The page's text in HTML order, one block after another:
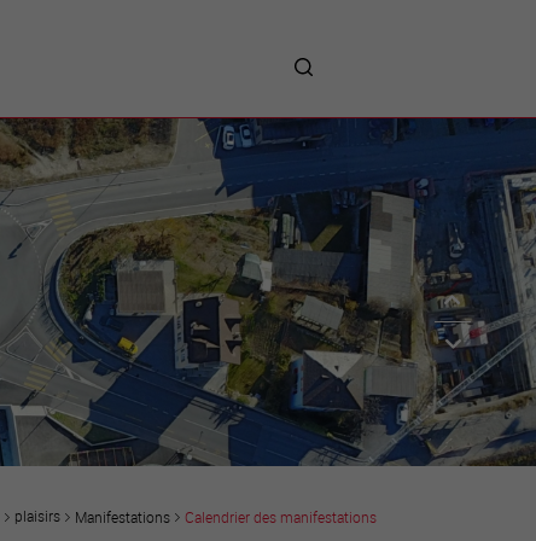
Prestations
Avantages
Unternehmen :
Willkommen!
Companies : Welcome!
Imprese : benvenute!
plaisirs Manifestations Calendrier des manifestations